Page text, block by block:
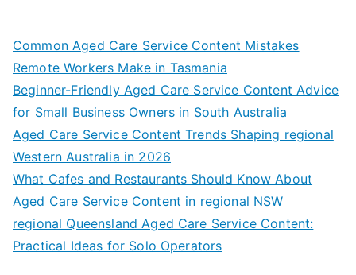
Common Aged Care Service Content Mistakes
Remote Workers Make in Tasmania
Beginner-Friendly Aged Care Service Content Advice
for Small Business Owners in South Australia
Aged Care Service Content Trends Shaping regional
Western Australia in 2026
What Cafes and Restaurants Should Know About
Aged Care Service Content in regional NSW
regional Queensland Aged Care Service Content:
Practical Ideas for Solo Operators